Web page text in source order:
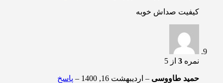
کیفیت صداش خوبه
نمره 3 از 5
حمید طاووسی – اردیبهشت 16, 1400 – پاسخ